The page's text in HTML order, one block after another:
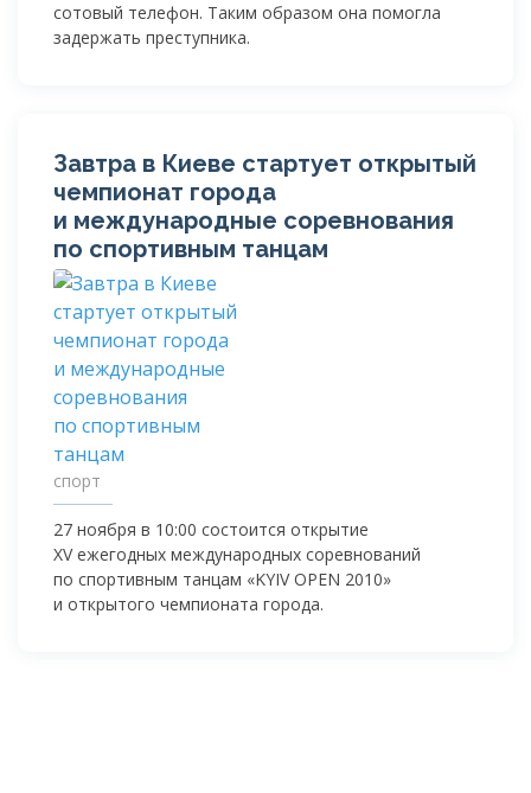
сотовый телефон. Таким образом она помогла
задержать преступника.
Завтра в Киеве стартует открытый
чемпионат города
и международные соревнования
по спортивным танцам
спорт
27 ноября в 10:00 состоится открытие
XV ежегодных международных соревнований
по спортивным танцам «KYIV OPEN 2010»
и открытого чемпионата города.